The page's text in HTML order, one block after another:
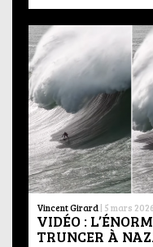
Vincent Girard | 5 mars 2026
VIDÉO :
TRUNCER À